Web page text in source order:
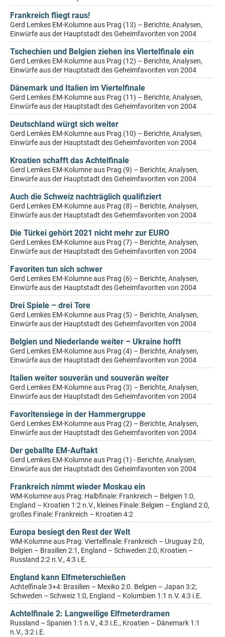
Frankreich fliegt raus!
Gerd Lemkes EM-Kolumne aus Prag (13) – Berichte, Analysen,
Einwürfe aus der Hauptstadt des Geheimfavoriten von 2004
Tschechien und Belgien ziehen ins Viertelfinale ein
Gerd Lemkes EM-Kolumne aus Prag (12) – Berichte, Analysen,
Einwürfe aus der Hauptstadt des Geheimfavoriten von 2004
Dänemark und Italien im Viertelfinale
Gerd Lemkes EM-Kolumne aus Prag (11) – Berichte, Analysen,
Einwürfe aus der Hauptstadt des Geheimfavoriten von 2004
Deutschland würgt sich weiter
Gerd Lemkes EM-Kolumne aus Prag (10) – Berichte, Analysen,
Einwürfe aus der Hauptstadt des Geheimfavoriten von 2004
Kroatien schafft das Achtelfinale
Gerd Lemkes EM-Kolumne aus Prag (9) – Berichte, Analysen,
Einwürfe aus der Hauptstadt des Geheimfavoriten von 2004
Auch die Schweiz nachträglich qualifiziert
Gerd Lemkes EM-Kolumne aus Prag (8) – Berichte, Analysen,
Einwürfe aus der Hauptstadt des Geheimfavoriten von 2004
Die Türkei gehört 2021 nicht mehr zur EURO
Gerd Lemkes EM-Kolumne aus Prag (7) – Berichte, Analysen,
Einwürfe aus der Hauptstadt des Geheimfavoriten von 2004
Favoriten tun sich schwer
Gerd Lemkes EM-Kolumne aus Prag (6) – Berichte, Analysen,
Einwürfe aus der Hauptstadt des Geheimfavoriten von 2004
Drei Spiele – drei Tore
Gerd Lemkes EM-Kolumne aus Prag (5) – Berichte, Analysen,
Einwürfe aus der Hauptstadt des Geheimfavoriten von 2004
Belgien und Niederlande weiter – Ukraine hofft
Gerd Lemkes EM-Kolumne aus Prag (4) – Berichte, Analysen,
Einwürfe aus der Hauptstadt des Geheimfavoriten von 2004
Italien weiter souverän und souverän weiter
Gerd Lemkes EM-Kolumne aus Prag (3) – Berichte, Analysen,
Einwürfe aus der Hauptstadt des Geheimfavoriten von 2004
Favoritensiege in der Hammergruppe
Gerd Lemkes EM-Kolumne aus Prag (2) – Berichte, Analysen,
Einwürfe aus der Hauptstadt des Geheimfavoriten von 2004
Der geballte EM-Auftakt
Gerd Lemkes EM-Kolumne aus Prag (1) - Berichte, Analysen,
Einwürfe aus der Hauptstadt des Geheimfavoriten von 2004
Frankreich nimmt wieder Moskau ein
WM-Kolumne aus Prag: Halbfinale: Frankreich – Belgien 1:0,
England – Kroatien 1:2 n.V., kleines Finale: Belgien – England 2:0,
großes Finale: Frankreich – Kroatien 4:2
Europa besiegt den Rest der Welt
WM-Kolumne aus Prag: Viertelfinale: Frankreich – Uruguay 2:0,
Belgien – Brasilien 2:1, England – Schweden 2:0, Kroatien –
Russland 2:2 n.V., 4:3 i.E.
England kann Elfmeterschießen
Achtelfinale 3+4: Brasilien – Mexiko 2:0. Belgien – Japan 3:2;
Schweden – Schweiz 1:0, England – Kolumbien 1:1 n.V. 4:3 i.E.
Achtelfinale 2: Langweilige Elfmeterdramen
Russland – Spanien 1:1 n.V., 4:3 i.E., Kroatien – Dänemark 1:1
n.V., 3:2 i.E.